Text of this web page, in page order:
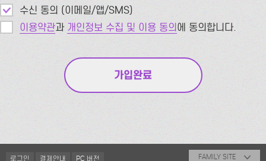
수신 동의 (이메일/앱/SMS)
이용약관과 개인정보 수집 및 이용 동의에 동의합니다.
로그인 결제안내 PC 버전 FAMILY SITE